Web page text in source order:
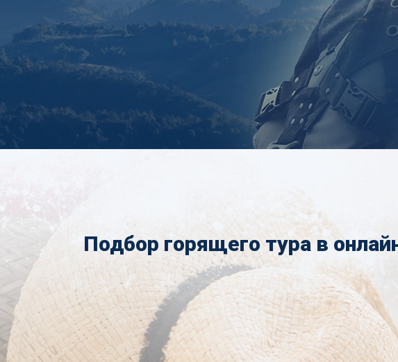
Подбор горящего тура в